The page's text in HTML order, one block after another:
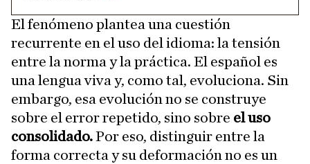
El fenómeno plantea una cuestión
recurrente en el uso del idioma: la tensión
entre la norma y la práctica. El español es
una lengua viva y, como tal, evoluciona. Sin
embargo, esa evolución no se construye
sobre el error repetido, sino sobre el uso
consolidado.Por eso, distinguir entre la
forma correcta y su deformación no es un